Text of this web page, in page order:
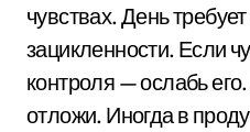
чувствах. День
зацикленности. Если
контроля — ослабь
отложи. Иногда в